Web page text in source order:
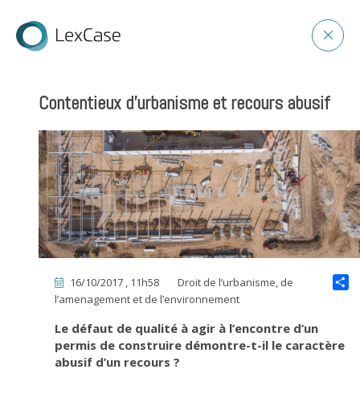
Contentieux d’urbanisme et recours abusif
16/10/2017 , 11h58
Droit de l’urbanisme, de
l’amenagement et de l’environnement
Le défaut de qualité à agir à l’encontre d’un
permis de construire démontre-t-il le caractère
abusif d’un recours ?